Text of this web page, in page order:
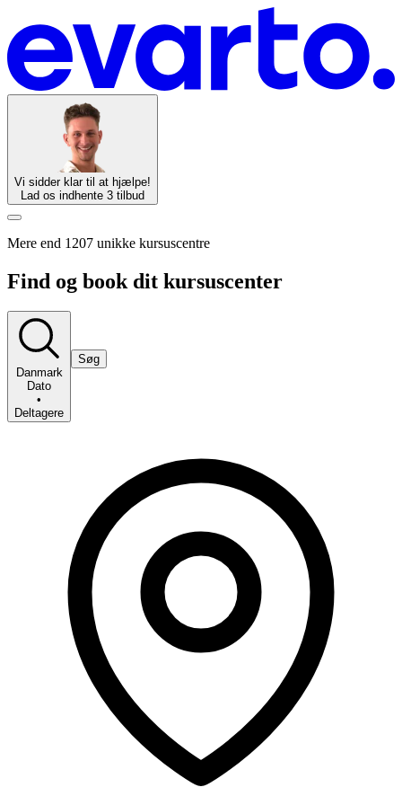
Vi sidder klar til at hjælpe!
Lad os indhente 3 tilbud
Mere end 1207 unikke kursuscentre
Find og book dit kursuscenter
Danmark
Dato
•
Deltagere
Søg